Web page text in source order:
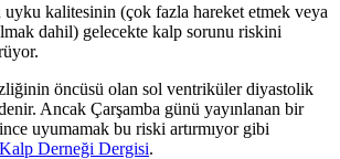
uyku kalitesinin (çok fazla hareket etmek veya
dahil) gelecekte kalp sorunu riskini
öncüsü olan sol ventriküler diyastolik
Ancak Çarşamba günü yayınlanan bir
uyumamak bu riski artırmıyor gibi
Derneği Dergisi.